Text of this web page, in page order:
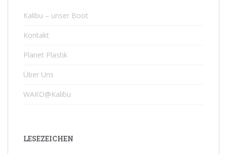
Kalibu – unser Boot
Kontakt
Planet Plastik
Über Uns
WAKO@Kalibu
LESEZEICHEN